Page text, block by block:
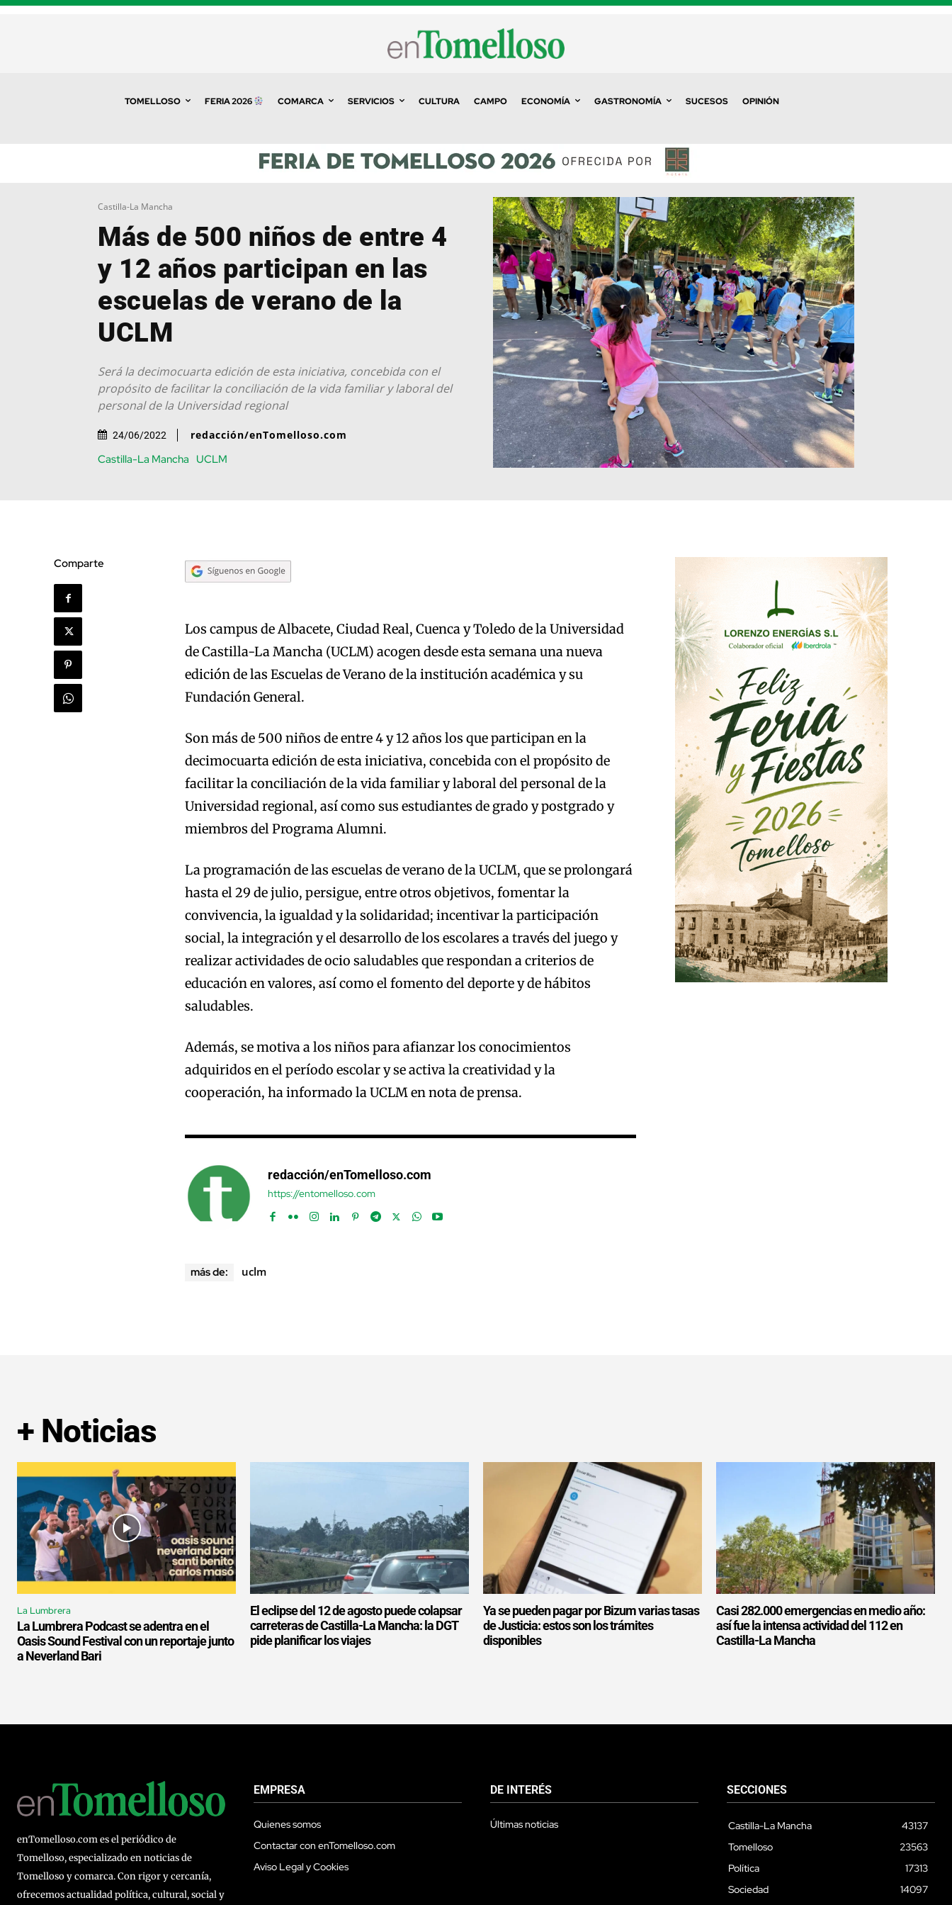
TOMELLOSO FERIA 2026 COMARCA SERVICIOS CULTURA CAMPO ECONOMÍA GASTRONOMÍA SUCESOS OPINIÓN
Castilla-La Mancha
Más de 500 niños de entre 4
y 12 años participan en las
escuelas de verano de la
UCLM
Será la decimocuarta edición de esta iniciativa, concebida con el
propósito de facilitar la conciliación de la vida familiar y laboral del
personal de la Universidad regional
24/06/2022 redacción/enTomelloso.com
Castilla-La Mancha UCLM
Comparte
Los campus de Albacete, Ciudad Real, Cuenca y Toledo de la Universidad
de Castilla-La Mancha (UCLM) acogen desde esta semana una nueva
edición de las Escuelas de Verano de la institución académica y su
Fundación General.
Son más de 500 niños de entre 4 y 12 años los que participan en la
decimocuarta edición de esta iniciativa, concebida con el propósito de
facilitar la conciliación de la vida familiar y laboral del personal de la
Universidad regional, así como sus estudiantes de grado y postgrado y
miembros del Programa Alumni.
La programación de las escuelas de verano de la UCLM, que se prolongará
hasta el 29 de julio, persigue, entre otros objetivos, fomentar la
convivencia, la igualdad y la solidaridad; incentivar la participación
social, la integración y el desarrollo de los escolares a través del juego y
realizar actividades de ocio saludables que respondan a criterios de
educación en valores, así como el fomento del deporte y de hábitos
saludables.
Además, se motiva a los niños para afianzar los conocimientos
adquiridos en el período escolar y se activa la creatividad y la
cooperación, ha informado la UCLM en nota de prensa.
redacción/enTomelloso.com
https://entomelloso.com
más de: uclm
+ Noticias
La Lumbrera
La Lumbrera Podcast se adentra en el
Oasis Sound Festival con un reportaje junto
a Neverland Bari
El eclipse del 12 de agosto puede colapsar
carreteras de Castilla-La Mancha: la DGT
pide planificar los viajes
Ya se pueden pagar por Bizum varias tasas
de Justicia: estos son los trámites
disponibles
Casi 282.000 emergencias en medio año:
así fue la intensa actividad del 112 en
Castilla-La Mancha
enTomelloso.com es el periódico de
Tomelloso, especializado en noticias de
Tomelloso y comarca. Con rigor y cercanía,
ofrecemos actualidad política, cultural, social y
EMPRESA
Quienes somos
Contactar con enTomelloso.com
Aviso Legal y Cookies
DE INTERÉS
Últimas noticias
SECCIONES
Castilla-La Mancha
43137
Tomelloso
23563
Política
17313
Sociedad
14097